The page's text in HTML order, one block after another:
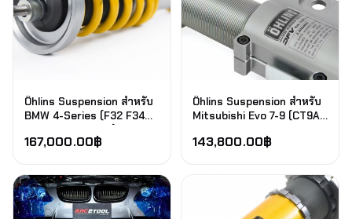
Öhlins Suspension สำหรับ
BMW 4-Series (F32 F34
167,000.00฿
Öhlins Suspension สำหรับ
Mitsubishi Evo 7-9 (CT9A)
143,800.00฿